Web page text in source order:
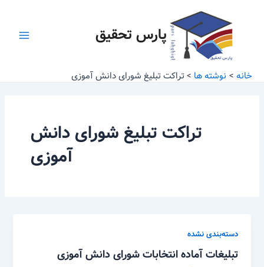
پارس تحقیق
خانه نوشته ها تراکت تبلیغ شورای دانش آموزی
تراکت تبلیغ شورای دانش
آموزی
دسته‌بندی نشده
تبلیغات آماده انتخابات شورای دانش آموزی